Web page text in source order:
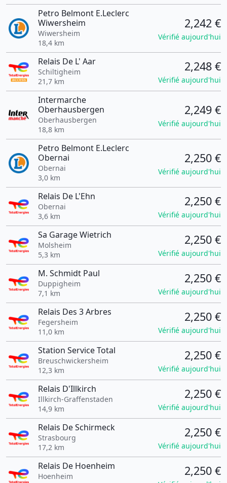
Petro Belmont E.Leclerc
Wiwersheim
Wiwersheim
18,4 km
2,242 €
Vérifié aujourd'hui
Relais De L' Aar
Schiltigheim
21,7 km
2,248 €
Vérifié aujourd'hui
Intermarche
Oberhausbergen
Oberhausbergen
18,8 km
2,249 €
Vérifié aujourd'hui
Petro Belmont E.Leclerc
Obernai
Obernai
3,0 km
2,250 €
Vérifié aujourd'hui
Relais De L'Ehn
Obernai
3,6 km
2,250 €
Vérifié aujourd'hui
Sa Garage Wietrich
Molsheim
5,3 km
2,250 €
Vérifié aujourd'hui
M. Schmidt Paul
Duppigheim
7,1 km
2,250 €
Vérifié aujourd'hui
Relais Des 3 Arbres
Fegersheim
11,0 km
2,250 €
Vérifié aujourd'hui
Station Service Total
Breuschwickersheim
12,3 km
2,250 €
Vérifié aujourd'hui
Relais D'Illkirch
Illkirch-Graffenstaden
14,9 km
2,250 €
Vérifié aujourd'hui
Relais De Schirmeck
Strasbourg
17,2 km
2,250 €
Vérifié aujourd'hui
Relais De Hoenheim
Hoenheim
2,250 €